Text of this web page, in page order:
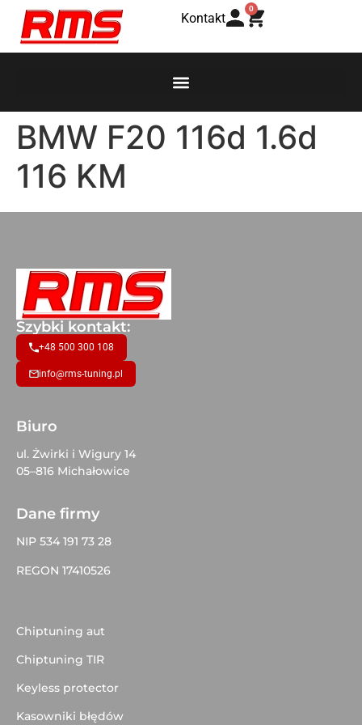
Kontakt
0
BMW F20 116d 1.6d
116 KM
Szybki kontakt:
+48 500 300 108
info@rms-tuning.pl
Biuro
ul. Żwirki i Wigury 14
05–816 Michałowice
Dane firmy
NIP 534 191 73 28
REGON 17410526
Chiptuning aut
Chiptuning TIR
Keyless protector
Kasowniki błędów